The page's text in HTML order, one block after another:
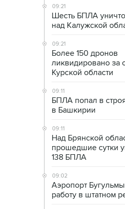
09:21
Шесть БПЛА
над Калужской
09:21
Более 150 дронов
ликвидировано за
Курской области
09:11
БПЛА попал в
в Башкирии
09:11
Над Брянской
прошедшие сутки
138 БПЛА
09:02
Аэропорт
работу в штатном